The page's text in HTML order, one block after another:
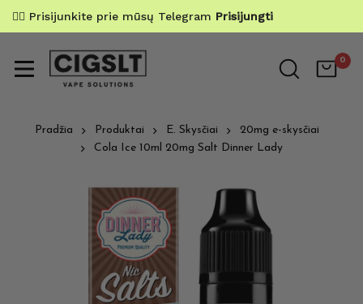
✌🏼 Prisijunkite prie mūsų Telegram Prisijungti
0
Pradžia Produktai E. Skysčiai
20mg e-skysčiai
Cola Ice 10ml 20mg Salt Dinner Lady